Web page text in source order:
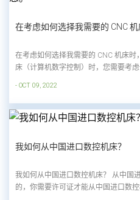
在考虑如何选择我需要的 CNC
在考虑如何选择我需要的 CNC 机床
床（计算机数字控制）时，您需要考
择。如何以最合理的价格买到合适的
- OCT 09, 2022
我如何从中国进口数控机床？
我如何从中国进口数控机床？ 从中国
的，你需要许可证才能从中国进口数